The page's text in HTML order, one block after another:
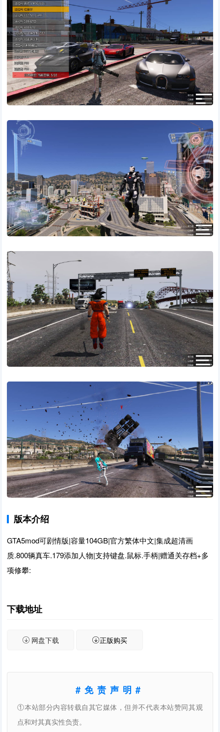
版本介绍
GTA5mod可剧情版|容量104GB|官方繁体中文|集成超清画
质.800辆真车.179添加人物|支持键盘.鼠标.手柄|赠通关存档+多
项修攀:
下载地址
网盘下载 正版购买
#免责声明#
①本站部分内容转载自其它媒体，但并不代表本站赞同其观
点和对其真实性负责。